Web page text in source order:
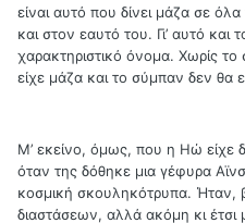
είναι αυτό που δίνει μάζα σε
και στον εαυτό του. Γι’ αυτό και
χαρακτηριστικό όνομα. Χωρίς το
είχε μάζα και το σύμπαν δεν θα
Μ’ εκείνο, όμως, που η Ηώ είχε
όταν της δόθηκε μια γέφυρα
κοσμική σκουληκότρυπα. Ήταν,
διαστάσεων, αλλά ακόμη κι